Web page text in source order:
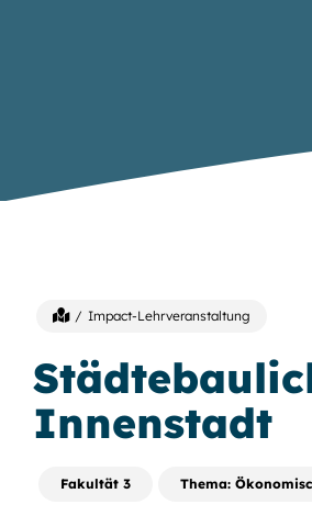
Impact-Lehrveranstaltung
Innenstadt
Fakultät 3 Thema: